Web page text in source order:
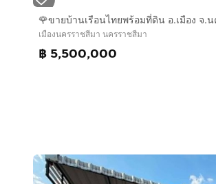
🌹ขายบ้านเรือนไทยพร้อมที่ดิน อ.เมือง จ.
เมืองนครราชสีมา นครราชสีมา
฿ 5,500,000